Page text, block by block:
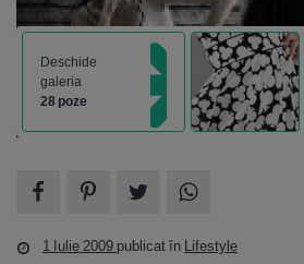
Deschide
galeria
28 poze
1 Iulie 2009 publicat în Lifestyle